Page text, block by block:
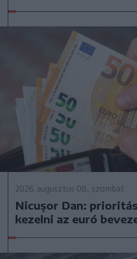
2026. augusztus 08., szombat
Nicușor Dan:
kezelni az euró